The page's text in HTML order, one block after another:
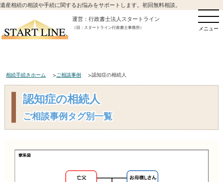
遺産相続の相談や手続に関するお悩みをサポートします。初回無料相談。
運営：行政書士法人スタートライン
（旧：スタートライン行政書士事務所） メニュー
相続手続きホーム ご相談事例 認知症の相続人
認知症の相続人
ご相談事例タグ別一覧